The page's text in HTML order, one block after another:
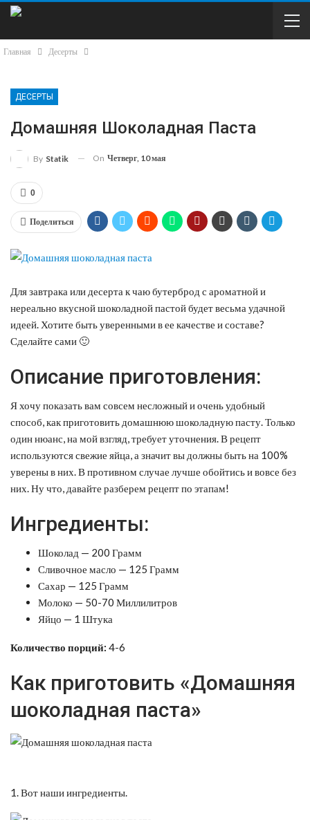
Главная Десерты
ДЕСЕРТЫ
Домашняя Шоколадная Паста
By Statik On Четверг, 10 мая
0
Поделиться
Для завтрака или десерта к чаю бутерброд с ароматной и
нереально вкусной шоколадной пастой будет весьма удачной
идеей. Хотите быть уверенными в ее качестве и составе?
Сделайте сами 🙂
Описание приготовления:
Я хочу показать вам совсем несложный и очень удобный
способ, как приготовить домашнюю шоколадную пасту. Только
один нюанс, на мой взгляд, требует уточнения. В рецепт
используются свежие яйца, а значит вы должны быть на 100%
уверены в них. В противном случае лучше обойтись и вовсе без
них. Ну что, давайте разберем рецепт по этапам!
Ингредиенты:
Шоколад — 200 Грамм
Сливочное масло — 125 Грамм
Сахар — 125 Грамм
Молоко — 50-70 Миллилитров
Яйцо — 1 Штука
Количество порций: 4-6
Как приготовить «Домашняя
шоколадная паста»
1. Вот наши ингредиенты.